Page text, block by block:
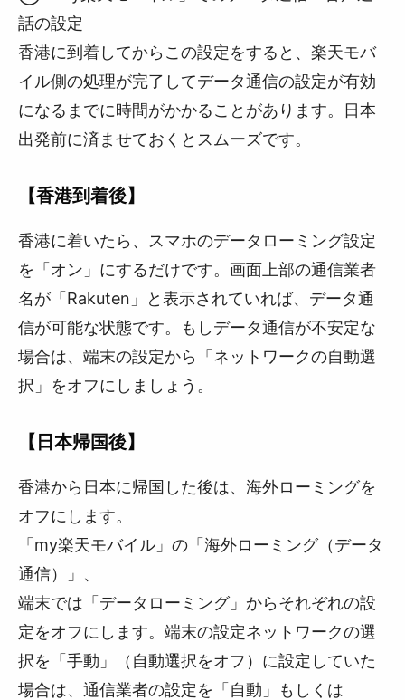
話の設定
香港に到着してからこの設定をすると、楽天モバ
イル側の処理が完了してデータ通信の設定が有効
になるまでに時間がかかることがあります。日本
出発前に済ませておくとスムーズです。
【香港到着後】
香港に着いたら、スマホのデータローミング設定
を「オン」にするだけです。画面上部の通信業者
名が「Rakuten」と表示されていれば、データ通
信が可能な状態です。もしデータ通信が不安定な
場合は、端末の設定から「ネットワークの自動選
択」をオフにしましょう。
【日本帰国後】
香港から日本に帰国した後は、海外ローミングを
オフにします。
「my楽天モバイル」の「海外ローミング（データ
通信）」、
端末では「データローミング」からそれぞれの設
定をオフにします。端末の設定ネットワークの選
択を「手動」（自動選択をオフ）に設定していた
場合は、通信業者の設定を「自動」もしくは